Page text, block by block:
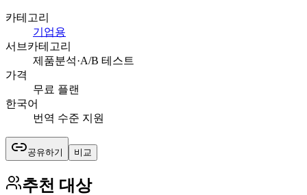
카테고리
기업용
서브카테고리
제품분석·A/B 테스트
가격
무료 플랜
한국어
번역 수준 지원
공유하기 비교
추천 대상